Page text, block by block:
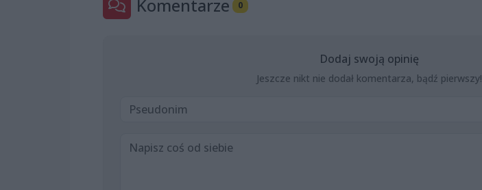
Komentarze 0
Dodaj swoją opinię
Jeszcze nikt nie dodał komentarza, bądź pierwszy!